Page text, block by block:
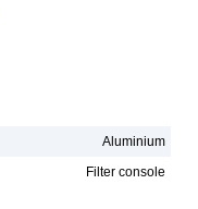
Aluminium
Filter console